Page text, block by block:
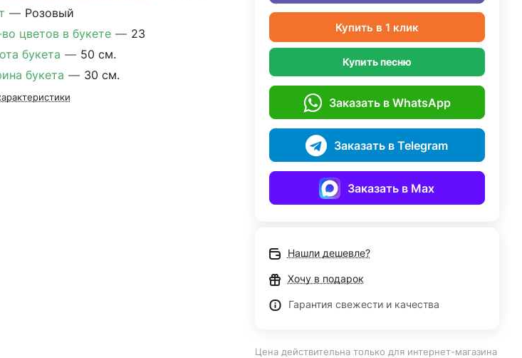
— Розовый
цветов в букете — 23
букета — 50 см.
букета — 30 см.
Купить в 1 клик
Купить песню
Заказать в WhatsApp
Заказать в Telegram
Заказать в Max
Нашли дешевле?
Хочу в подарок
Гарантия свежести и качества
Цена действительна только для интернет-магазина